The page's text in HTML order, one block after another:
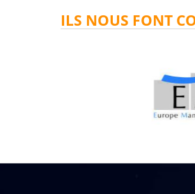
ILS NOUS FONT